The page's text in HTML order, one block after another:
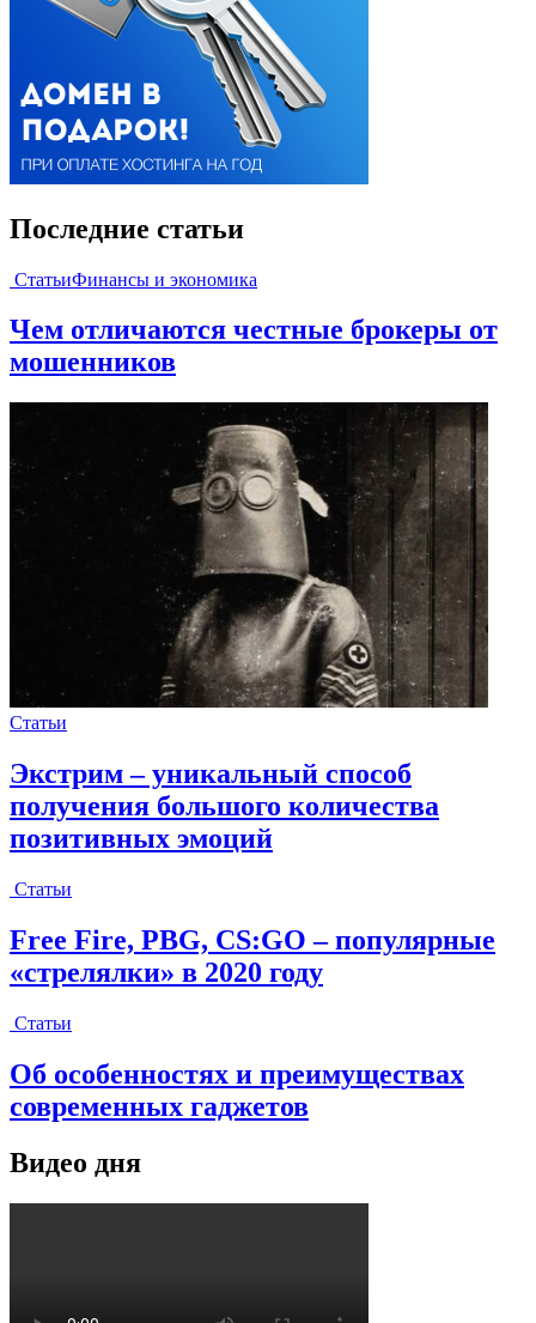
Последние статьи
СтатьиФинансы и экономика
Чем отличаются честные брокеры от
мошенников
Статьи
Экстрим – уникальный способ
получения большого количества
позитивных эмоций
Статьи
Free Fire, PBG, CS:GO – популярные
«стрелялки» в 2020 году
Статьи
Об особенностях и преимуществах
современных гаджетов
Видео дня